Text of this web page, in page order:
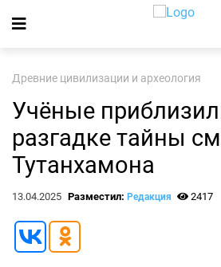
Древние цивилизации и археология
Учёные
разгадке тайны
Тутанхамона
13.04.2025 Разместил: Редакция 2417